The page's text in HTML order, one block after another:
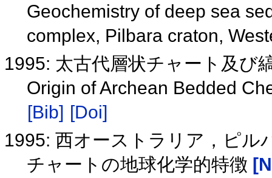
Geochemistry of deep sea
complex, Pilbara craton,
1995: 太古代層状チャート及び
Origin of Archean Bedded
[Bib] [Doi]
1995: 西オーストラリア，ピル
チャートの地球化学的特徴